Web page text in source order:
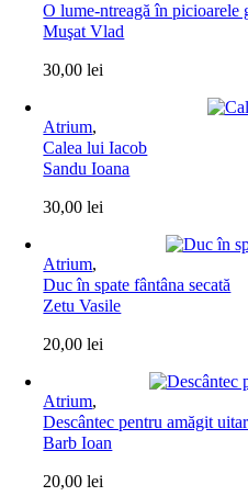
O lume-ntreagă în picioarele
Muşat Vlad
30,00lei
Atrium,
Calea lui Iacob
Sandu Ioana
30,00lei
Atrium,
Duc în spate fântâna secată
Zetu Vasile
20,00lei
Atrium,
Descântec pentru amăgit
Barb Ioan
20,00lei